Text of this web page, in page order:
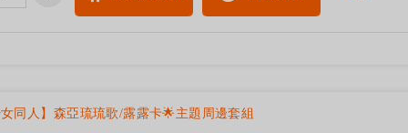
同人】森亞琉琉歌/露露卡🌟主題周邊套組